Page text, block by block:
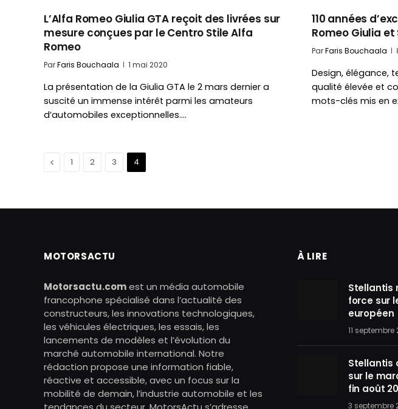
L’Alfa Romeo Giulia GTA reçoit des livrées sur
mesure conçues par le Centro Stile Alfa
Romeo
ParFaris Bouchaala 1 mai 2020
La présentation de la Giulia GTA le 2 mars dernier a
suscité un immense intérêt parmi les amateurs
d’automobiles exceptionnelles.…
110 années
Romeo Giulia et
ParFaris Bouchaala
Design, élégance,
qualité élevée et
mots-clés mis en
Précédent
1 2 3 4
MOTORSACTU
Motorsactu.comest un média automobile
francophone spécialisé dans l’actualité des
constructeurs, les innovations technologiques,
les véhicules électriques, les essais, les
lancements de modèles et l’évolution du
marché automobile international. Notre
rédaction propose une information fiable,
réactive et accessible, avec un focus sur la
mobilité de demain, l’industrie automobile et les
À LIRE
Stellantis
force sur
européen
11 septembre
Stellantis
sur le
fin août
3 septembre